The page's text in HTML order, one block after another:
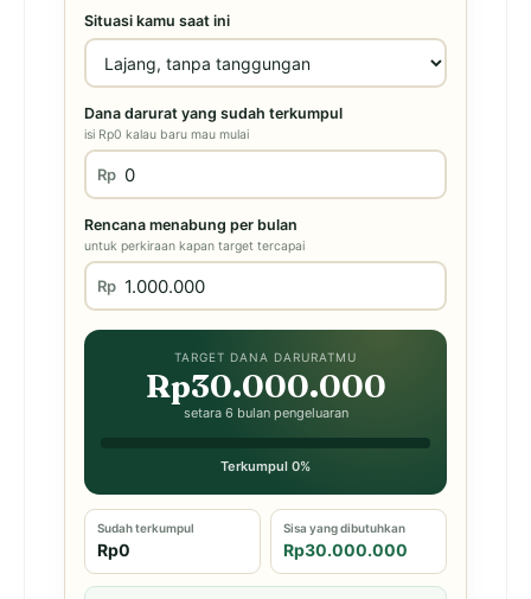
Situasi kamu saat ini
Dana darurat yang sudah terkumpul
isi Rp0 kalau baru mau mulai
Rp
Rencana menabung per bulan
untuk perkiraan kapan target tercapai
Rp
TARGET DANA DARURATMU
Rp30.000.000
setara 6 bulan pengeluaran
Terkumpul 0%
Sudah terkumpul
Rp0
Sisa yang dibutuhkan
Rp30.000.000